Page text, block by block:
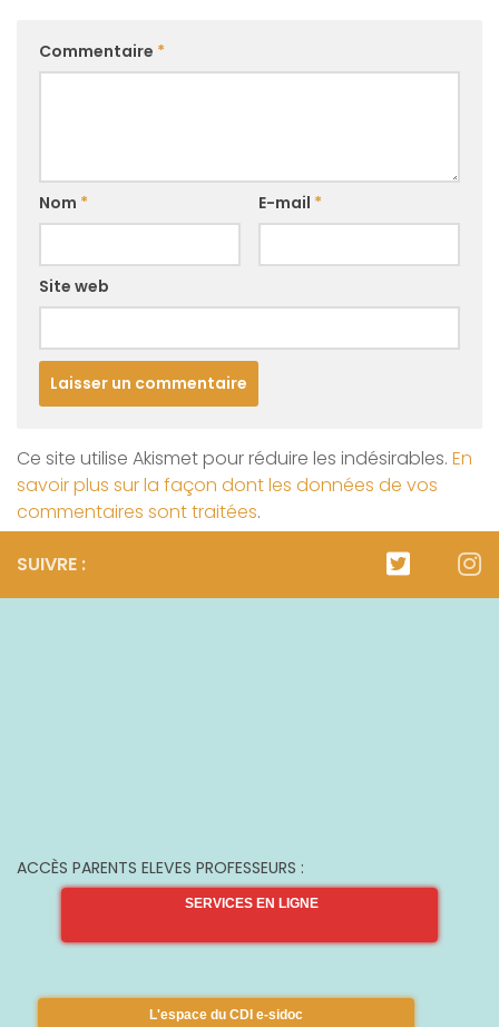
Commentaire *
Nom * E-mail *
Site web
Ce site utilise Akismet pour réduire les indésirables. En
savoir plus sur la façon dont les données de vos
commentaires sont traitées.
SUIVRE :
ACCÈS PARENTS ELEVES PROFESSEURS :
SERVICES EN LIGNE
L'espace du CDI e-sidoc